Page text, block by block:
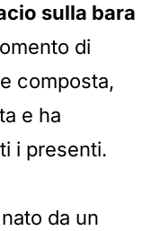
sulla bara
di
composta,
e ha
i presenti.
da un